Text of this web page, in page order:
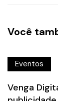
Você
Eventos
Venga